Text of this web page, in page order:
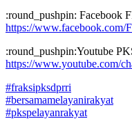
:round_pushpin: Facebook
https://www.facebook.com/
:round_pushpin:Youtube
https://www.youtube.com/
#fraksipksdprri
#bersamamelayanirakyat
#pkspelayanrakyat